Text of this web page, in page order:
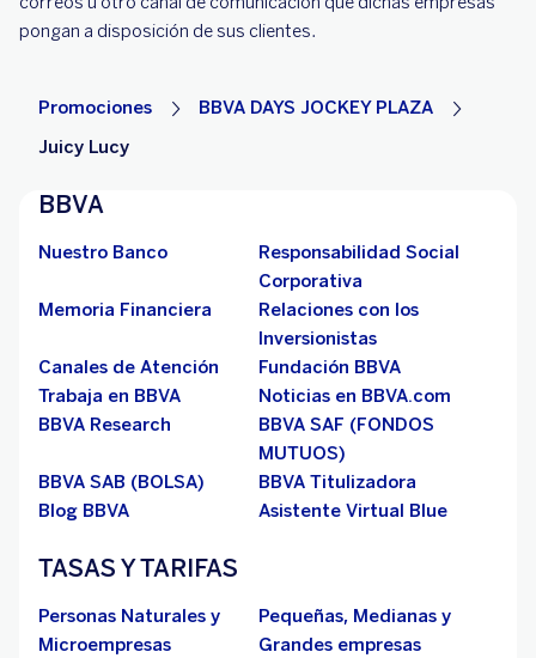
pongan a disposición de sus clientes.
Promociones
BBVA DAYS JOCKEY PLAZA
Juicy Lucy
BBVA
Nuestro Banco
Responsabilidad Social
Corporativa
Memoria Financiera
Relaciones con los
Inversionistas
Canales de Atención
Fundación BBVA
Trabaja en BBVA
Noticias en BBVA.com
BBVA Research
BBVA SAF (FONDOS
MUTUOS)
BBVA SAB (BOLSA)
BBVA Titulizadora
Blog BBVA
Asistente Virtual Blue
TASAS Y TARIFAS
Personas Naturales y
Microempresas
Pequeñas, Medianas y
Grandes empresas